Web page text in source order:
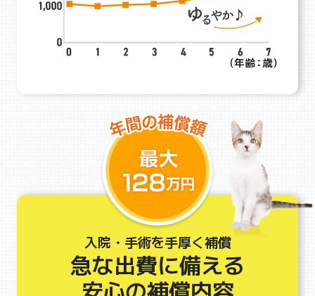
入院・手術を手厚く補償
急な出費に備える